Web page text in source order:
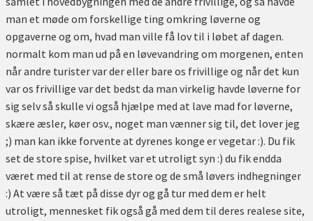
man et møde om forskellige ting omkring løverne og
opgaverne og om, hvad man ville få lov til i løbet af dagen.
normalt kom man ud på en løvevandring om morgenen, enten
når andre turister var der eller bare os frivillige og når det kun
var os frivillige var det bedst da man virkelig havde løverne for
sig selv så skulle vi også hjælpe med at lave mad for løverne,
skære æsler, køer osv., noget man vænner sig til, det lover jeg
;) man kan ikke forvente at dyrenes konge er vegetar :). Du fik
set de store spise, hvilket var et utroligt syn :) du fik endda
været med til at rense de store og de små løvers indhegninger
:) At være så tæt på disse dyr og gå tur med dem er helt
utroligt, mennesket fik også gå med dem til deres realese site,